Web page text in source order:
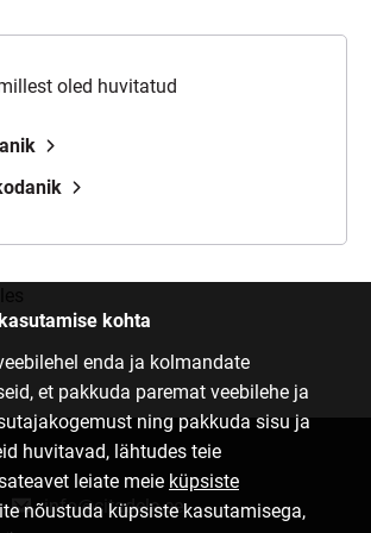
oled huvitatud
kohta
enda ja kolmandate
et pakkuda paremat veebilehe ja
ning pakkuda sisu ja
huvitavad, lähtudes teie
leiate meie küpsiste
nõustuda küpsiste kasutamisega,
info@citadele.ee